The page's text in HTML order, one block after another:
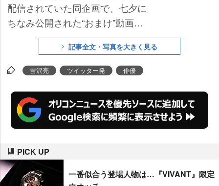
配信されていた同企画で、七夕に
ちなみ公開された“おまけ”動画で
驚きの事実を明かした。
記事全文・写真を大きく見る
吉沢亮 ツイッター発 俳優
PICK UP
一番似合う登場人物は…『VIVANT』限定